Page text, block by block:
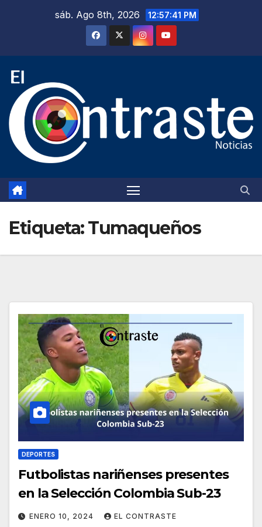
sáb. Ago 8th, 2026 12:57:42 PM
Etiqueta:Tumaqueños
DEPORTES
Futbolistas nariñenses presentes
en la Selección Colombia Sub-23
ENERO 10, 2024 EL CONTRASTE